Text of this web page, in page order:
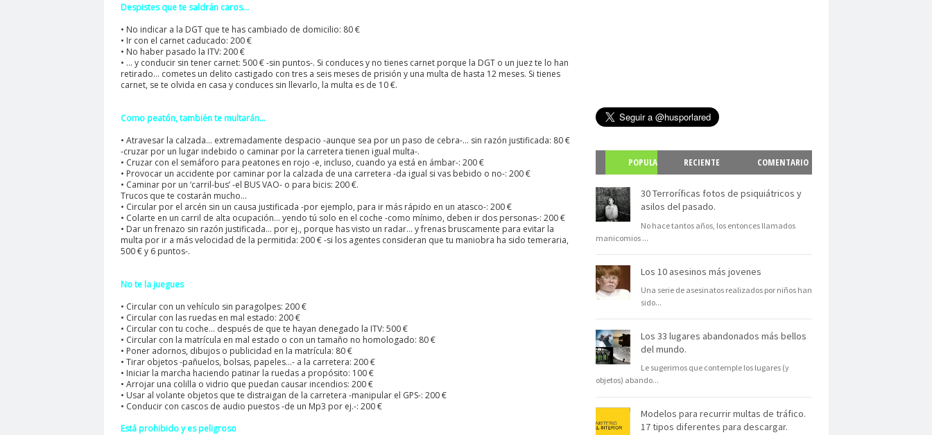
Despistes que te saldrán caros…
• No indicar a la DGT que te has cambiado de domicilio: 80 €
• Ir con el carnet caducado: 200 €
• No haber pasado la ITV: 200 €
• … y conducir sin tener carnet: 500 € -sin puntos-. Si conduces y no tienes carnet porque la DGT o un juez te lo han
retirado… cometes un delito castigado con tres a seis meses de prisión y una multa de hasta 12 meses. Si tienes
carnet, se te olvida en casa y conduces sin llevarlo, la multa es de 10 €.
Como peatón, también te multarán…
• Atravesar la calzada… extremadamente despacio -aunque sea por un paso de cebra-… sin razón justificada: 80 €
-cruzar por un lugar indebido o caminar por la carretera tienen igual multa-.
• Cruzar con el semáforo para peatones en rojo -e, incluso, cuando ya está en ámbar-: 200 €
• Provocar un accidente por caminar por la calzada de una carretera -da igual si vas bebido o no-: 200 €
• Caminar por un ‘carril-bus’ -el BUS VAO- o para bicis: 200 €.
Trucos que te costarán mucho…
• Circular por el arcén sin un causa justificada -por ejemplo, para ir más rápido en un atasco-: 200 €
• Colarte en un carril de alta ocupación… yendo tú solo en el coche -como mínimo, deben ir dos personas-: 200 €
• Dar un frenazo sin razón justificada… por ej., porque has visto un radar… y frenas bruscamente para evitar la
multa por ir a más velocidad de la permitida: 200 € -si los agentes consideran que tu maniobra ha sido temeraria,
500 € y 6 puntos-.
No te la juegues
• Circular con un vehículo sin paragolpes: 200 €
• Circular con las ruedas en mal estado: 200 €
• Circular con tu coche… después de que te hayan denegado la ITV: 500 €
• Circular con la matrícula en mal estado o con un tamaño no homologado: 80 €
• Poner adornos, dibujos o publicidad en la matrícula: 80 €
• Tirar objetos -pañuelos, bolsas, papeles…- a la carretera: 200 €
• Iniciar la marcha haciendo patinar la ruedas a propósito: 100 €
• Arrojar una colilla o vidrio que puedan causar incendios: 200 €
• Usar al volante objetos que te distraigan de la carretera -manipular el GPS-: 200 €
• Conducir con cascos de audio puestos -de un Mp3 por ej.-: 200 €
Está prohibido y es peligroso
POPULA
R
RECIENTE
COMENTARIO
S
30 Terroríficas fotos de psiquiátricos y
asilos del pasado.
No hace tantos años, los entonces llamados
manicomios ...
Los 10 asesinos más jovenes
Una serie de asesinatos realizados por niños han
sido...
Los 33 lugares abandonados más bellos
del mundo.
Le sugerimos que contemple los lugares (y
objetos) abando...
Modelos para recurrir multas de tráfico.
17 tipos diferentes para descargar.